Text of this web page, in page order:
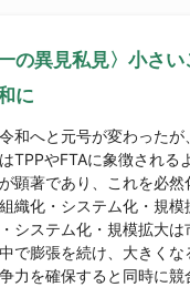
一の異見私見〉小さ
に
和へと元号が変わったが
TPPやFTAに象徴される
顕著であり、これを必然
織化・システム化・規模
システム化・規模拡大は
で膨張を続け、大きくな
力を確保すると同時に競